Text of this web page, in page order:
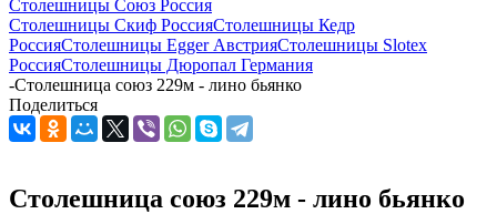
Столешницы Союз Россия
Столешницы Скиф РоссияСтолешницы Кедр
РоссияСтолешницы Egger АвстрияСтолешницы Slotex
РоссияСтолешницы Дюропал Германия
-Столешница союз 229м - лино бьянко
Поделиться
Столешница союз 229м - лино бьянко